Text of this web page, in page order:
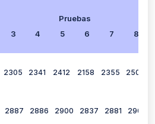
Pruebas
3 4 5 6 7 8
2305 2341 2412 2158 2355 2500
2887 2886 2900 2837 2881 2907